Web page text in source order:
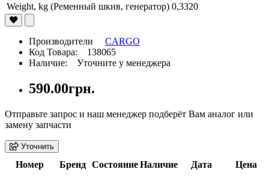
Weight, kg (Ременный шкив, генератор) 0,3320
Производители CARGO
Код Товара: 138065
Наличие: Уточните у менеджера
590.00грн.
Отправьте запрос и наш менеджер подберёт Вам аналог или
замену запчасти
Уточнить
Номер Бренд СостояниеНаличие Дата Цена